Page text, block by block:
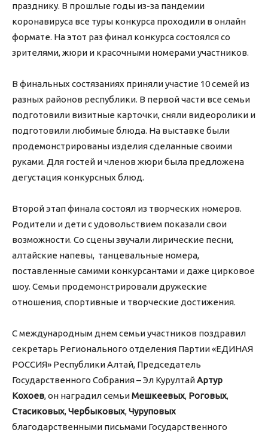
празднику. В прошлые годы из-за пандемии
коронавируса все туры конкурса проходили в онлайн
формате. На этот раз финал конкурса состоялся со
зрителями, жюри и красочными номерами участников.
В финальных состязаниях приняли участие 10 семей из
разных районов республики. В первой части все семьи
подготовили визитные карточки, сняли видеоролики и
подготовили любимые блюда. На выставке были
продемонстрированы изделия сделанные своими
руками. Для гостей и членов жюри была предложена
дегустация конкурсных блюд.
Второй этап финала состоял из творческих номеров.
Родители и дети с удовольствием показали свои
возможности. Со сцены звучали лирические песни,
алтайские напевы, танцевальные номера,
поставленные самими конкурсантами и даже цирковое
шоу. Семьи продемонстрировали дружеские
отношения, спортивные и творческие достижения.
С международным днем семьи участников поздравил
секретарь Регионального отделения Партии «ЕДИНАЯ
РОССИЯ» Республики Алтай, Председатель
Государственного Собрания – Эл КурултайАртур
Кохоев, он наградил семьиМешкеевых, Роговых,
Стасиковых,Чербыковых,Чуруповых
благодарственными письмами Государственного